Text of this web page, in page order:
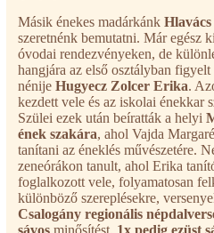
Másik énekes madárkánk
szeretnénk bemutatni. Már egész
óvodai rendezvényeken, de
hangjára az első osztályban
nénije Hugyecz Zolcer Erika.
kezdett vele és az iskolai énekkar
Szülei ezek után beíratták a helyi
ének szakára, ahol Vajda
tanítani az éneklés művészetére.
zeneórákon tanult, ahol Erika
foglalkozott vele, folyamatosan
különböző szereplésekre,
Csalogány regionális
sávos minősítést, 1x pedig ezüst